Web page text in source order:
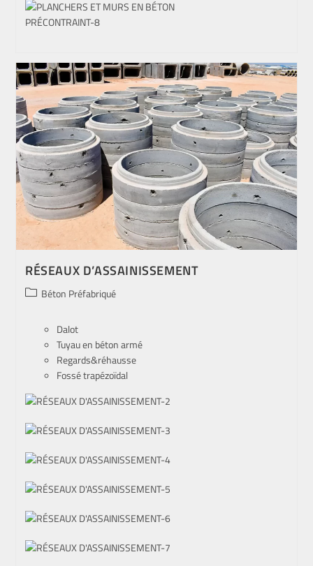
RÉSEAUX D’ASSAINISSEMENT
Béton Préfabriqué
Dalot
Tuyau en béton armé
Regards&réhausse
Fossé trapézoïdal